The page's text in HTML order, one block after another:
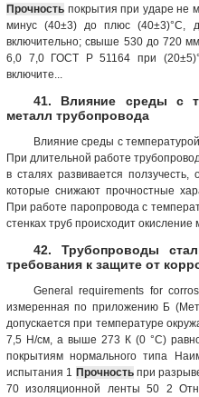
Прочность покрытия при ударе не
минус (40±3) до плюс (40±3)°С,
включительно; свыше 530 до 720
6,0 7,0 ГОСТ Р 51164 при
включите...
41. Влияние среды с
металл трубопровода
Влияние среды с
При длительной работе
в сталях развивается ползучесть,
которые снижают прочностные
При работе паропровода с
стенках труб происходит окисление
42. Трубопроводы
требования к защите от
General requirements for
измеренная по приложению Б
допускается при температуре
7,5 Н/см, а выше 273 К (0 °С)
покрытиям нормального типа
испытания 1 Прочностьпри
70 изоляционной ленты 50 2